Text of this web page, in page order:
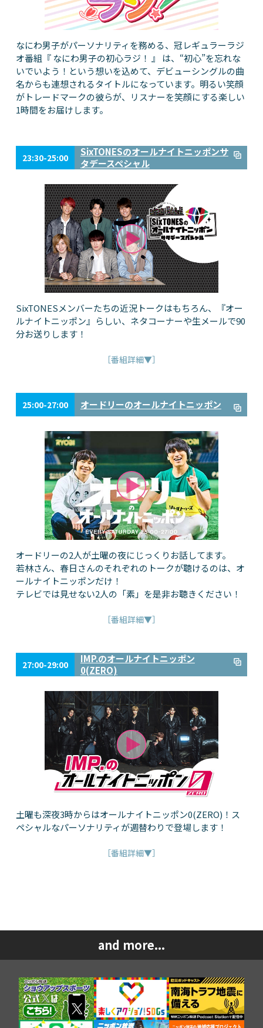
なにわ男子がパーソナリティを務める、冠レギュラーラジ
オ番組『 なにわ男子の初心ラジ！ 』 は、“初心”を忘れな
いでいよう！という想いを込めて、デビューシングルの曲
名からも連想されるタイトルになっています。明るい笑顔
がトレードマークの彼らが、リスナーを笑顔にする楽しい
1時間をお届けします。
23:30-25:00
SixTONESのオールナイトニッポンサ
タデースペシャル
SixTONESメンバーたちの近況トークはもちろん、『オー
ルナイトニッポン』らしい、ネタコーナーや生メールで90
分お送りします！
［番組詳細▼］
25:00-27:00 オードリーのオールナイトニッポン
オードリーの2人が土曜の夜にじっくりお話してます。
若林さん、春日さんのそれぞれのトークが聴けるのは、オ
ールナイトニッポンだけ！
テレビでは見せない2人の「素」を是非お聴きください！
［番組詳細▼］
27:00-29:00
IMP.のオールナイトニッポン
0(ZERO)
土曜も深夜3時からはオールナイトニッポン0(ZERO)！ス
ペシャルなパーソナリティが週替わりで登場します！
［番組詳細▼］
and more...